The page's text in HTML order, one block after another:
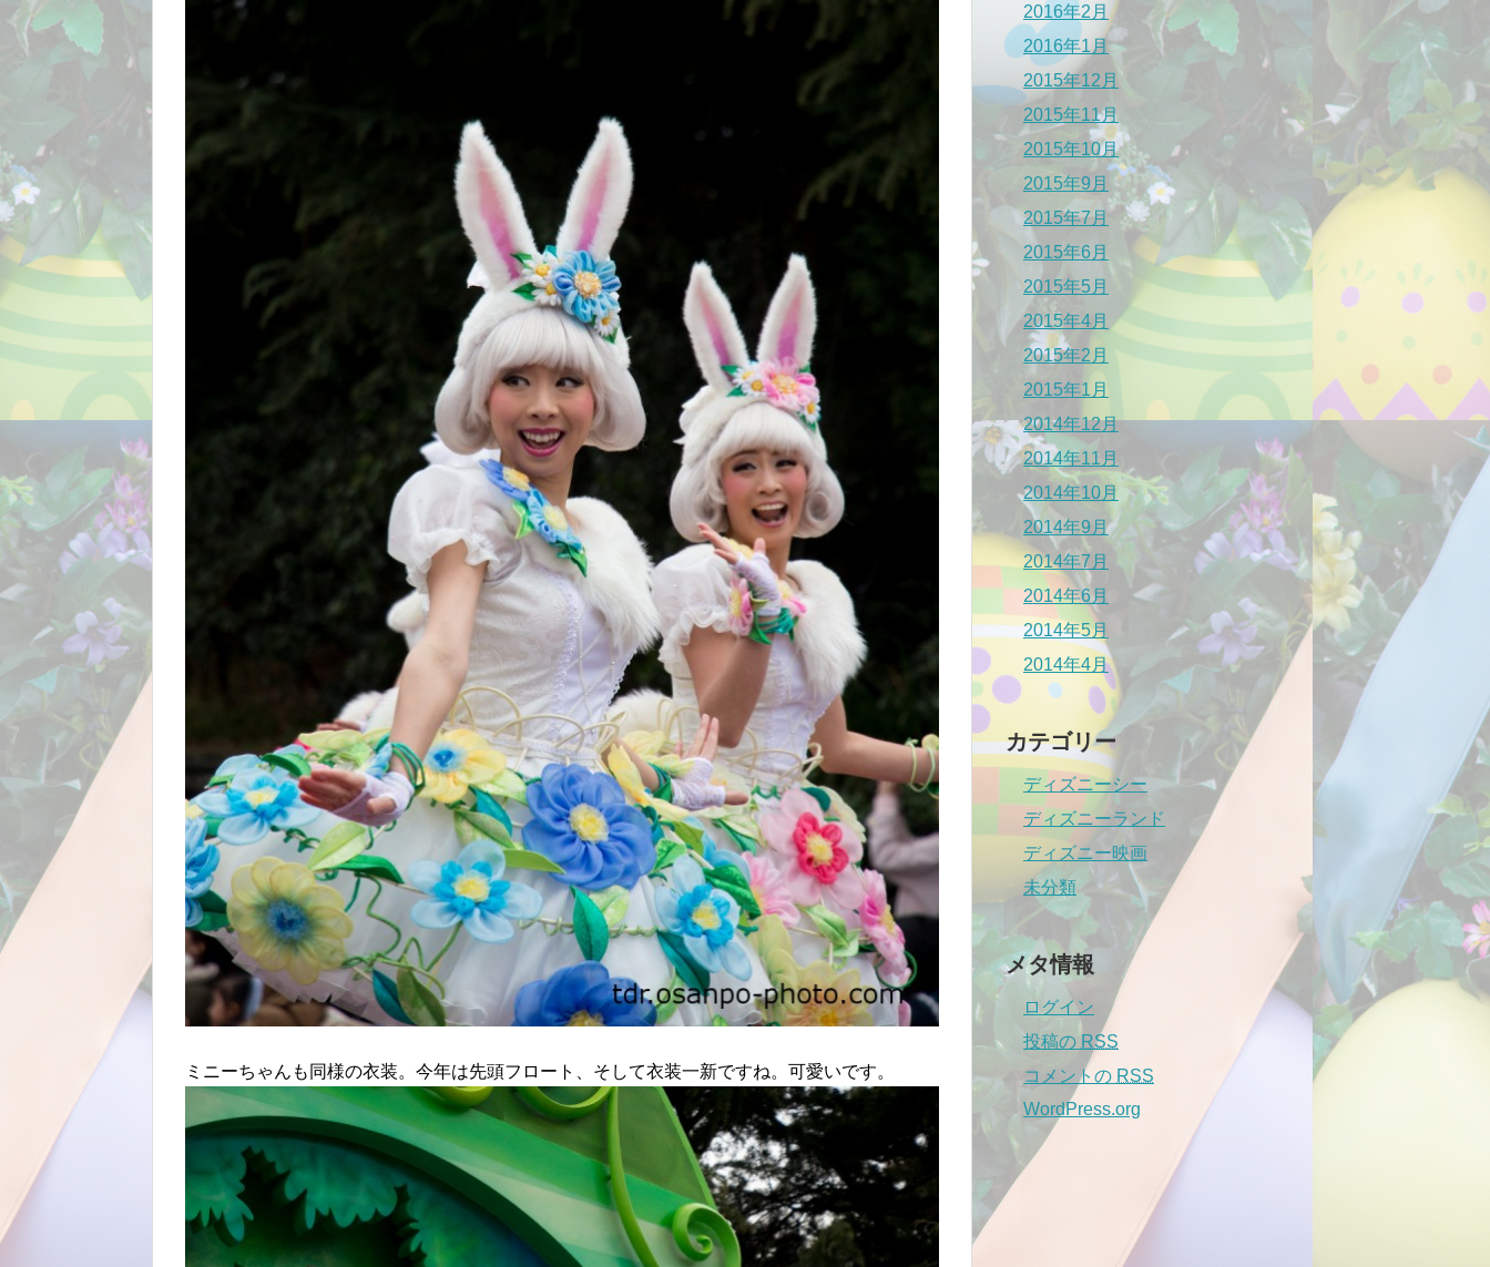
ミニーちゃんも同様の衣装。今年は先頭フロート、そして衣装一新ですね。可愛いです。
2016年2月
2016年1月
2015年12月
2015年11月
2015年10月
2015年9月
2015年7月
2015年6月
2015年5月
2015年4月
2015年2月
2015年1月
2014年12月
2014年11月
2014年10月
2014年9月
2014年7月
2014年6月
2014年5月
2014年4月
カテゴリー
ディズニーシー
ディズニーランド
ディズニー映画
未分類
メタ情報
ログイン
投稿の RSS
コメントの RSS
WordPress.org